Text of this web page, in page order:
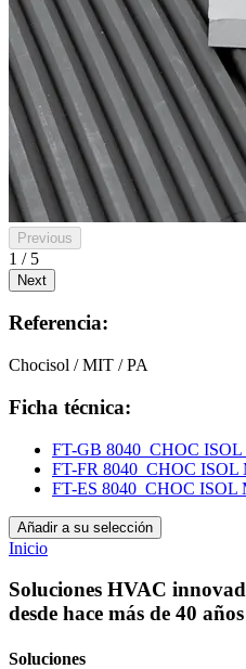
Previous
1 / 5
Next
Referencia:
Chocisol / MIT / PA
Ficha técnica:
FT-GB 8040_CHOC
FT-FR 8040_CHOC ISOL
FT-ES 8040_CHOC ISOL
Añadir a su selección
Inicio
Soluciones HVAC
desde hace más de 40 años
Soluciones